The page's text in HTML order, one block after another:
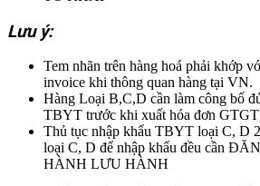
Lưu ý:
Tem nhãn trên hàng hoá phải khớp
invoice khi thông quan hàng tại VN.
Hàng Loại B,C,D cần làm công bố
TBYT trước khi xuất hóa đơn
Thủ tục nhập khẩu TBYT loại C, D
loại C, D để nhập khẩu đều cần
HÀNH LƯU HÀNH